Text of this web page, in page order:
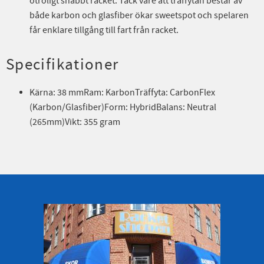
både karbon och glasfiber ökar sweetspot och spelaren
får enklare tillgång till fart från racket.
Specifikationer
Kärna: 38 mmRam: KarbonTräffyta: CarbonFlex
(Karbon/Glasfiber)Form: HybridBalans: Neutral
(265mm)Vikt: 355 gram